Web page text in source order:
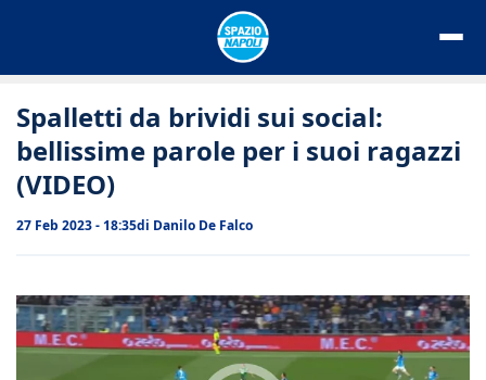
Spalletti da brividi sui social:
bellissime parole per i suoi ragazzi
(VIDEO)
27 Feb 2023 - 18:35di Danilo De Falco